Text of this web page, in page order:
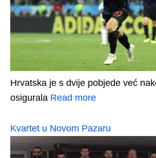
Hrvatska je s dvije pobjede već
osigurala Read more
Kvartet u Novom Pazaru